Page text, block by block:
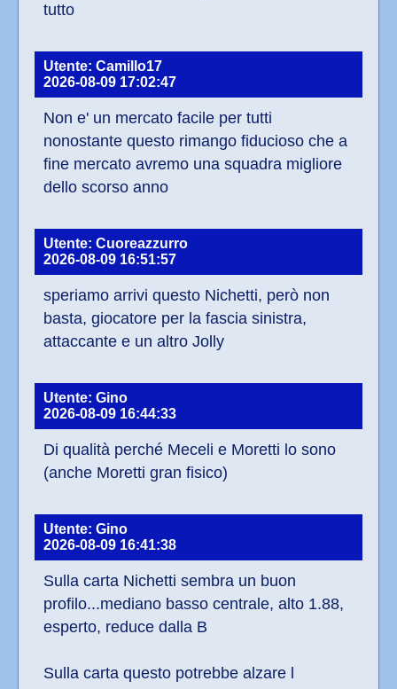
tutto
Utente: Camillo17
2026-08-09 17:02:47
Non e' un mercato facile per tutti
nonostante questo rimango fiducioso che a
fine mercato avremo una squadra migliore
dello scorso anno
Utente: Cuoreazzurro
2026-08-09 16:51:57
speriamo arrivi questo Nichetti, però non
basta, giocatore per la fascia sinistra,
attaccante e un altro Jolly
Utente: Gino
2026-08-09 16:44:33
Di qualità perché Meceli e Moretti lo sono
(anche Moretti gran fisico)
Utente: Gino
2026-08-09 16:41:38
Sulla carta Nichetti sembra un buon
profilo...mediano basso centrale, alto 1.88,
esperto, reduce dalla B
Sulla carta questo potrebbe alzare l